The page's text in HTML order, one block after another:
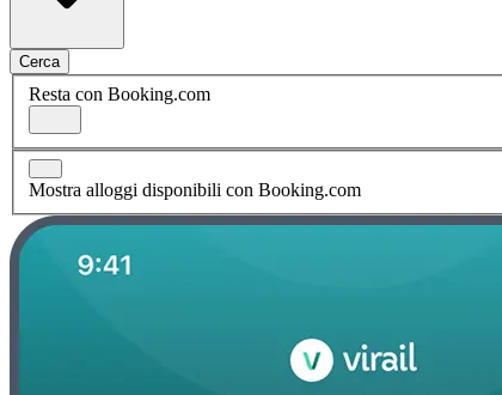
Cerca
Resta con Booking.com
Mostra alloggi disponibili con Booking.com